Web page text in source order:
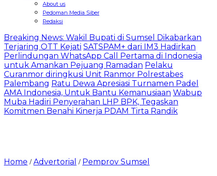
About us
Pedoman Media Siber
Redaksi
Breaking News: Wakil Bupati di Sumsel Dikabarkan
Terjaring OTT Kejati SATSPAM+ dari IM3 Hadirkan
Perlindungan WhatsApp Call Pertama di Indonesia
untuk Amankan Pejuang Ramadan Pelaku
Curanmor diringkusi Unit Ranmor Polrestabes
Palembang Ratu Dewa Apresiasi Turnamen Padel
AMA Indonesia, Untuk Bantu Kemanusiaan Wabup
Muba Hadiri Penyerahan LHP BPK, Tegaskan
Komitmen Benahi Kinerja PDAM Tirta Randik
Home /Advertorial / Pemprov Sumsel